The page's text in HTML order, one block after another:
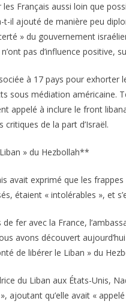
Français aussi loin que
t-il ajouté de manière peu
» du gouvernement
pas d’influence positive,
à 17 pays pour exhorter
sous médiation américaine.
appelé à inclure le front
critiques de la part d’Israël.
» du Hezbollah**
avait exprimé que les
étaient « intolérables », et
fer avec la France,
avons découvert
de libérer le Liban » du
du Liban aux États-Unis,
ajoutant qu’elle avait «